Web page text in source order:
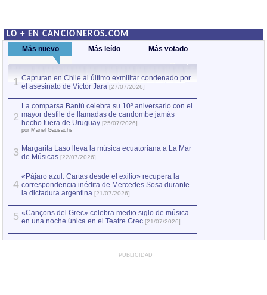
LO + EN CANCIONEROS.COM
Más nuevo Más leído Más votado
1 Capturan en Chile al último exmilitar condenado por
el asesinato de Víctor Jara [27/07/2026]
2
La comparsa Bantú celebra su 10º aniversario con el
mayor desfile de llamadas de candombe jamás
hecho fuera de Uruguay [25/07/2026]
por Manel Gausachs
3 Margarita Laso lleva la música ecuatoriana a La Mar
de Músicas [22/07/2026]
4
«Pájaro azul. Cartas desde el exilio» recupera la
correspondencia inédita de Mercedes Sosa durante
la dictadura argentina [21/07/2026]
5 «Cançons del Grec» celebra medio siglo de música
en una noche única en el Teatre Grec [21/07/2026]
PUBLICIDAD